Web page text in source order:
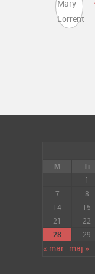
M
Ti
1
7
8
14
15
21
22
28
29
« mar maj »